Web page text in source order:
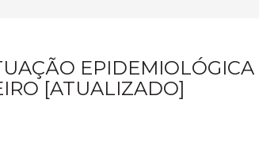
[ATUALIZADO]